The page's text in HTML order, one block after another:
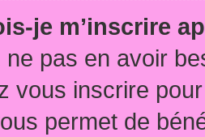
je m’inscrire
pas en avoir
vous inscrire
permet de